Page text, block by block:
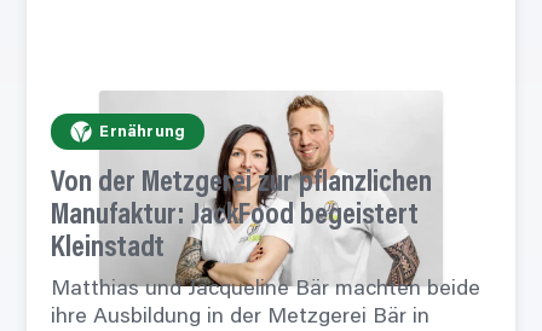
Ernährung
Von der Metzgerei zurpflanzlichen
Manufaktur: JackFood begeistert
Kleinstadt
Matthias und Jacqueline Bär machten beide
ihre Ausbildung in der Metzgerei Bär in